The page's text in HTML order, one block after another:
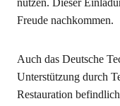
nutzen. Dieser
Freude nachkommen.
Auch das Deutsche
Unterstützung durch
Restauration